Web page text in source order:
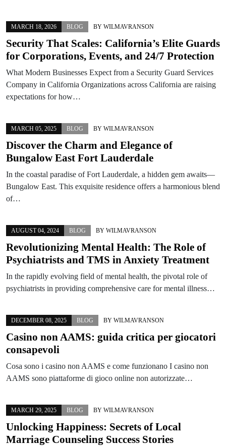
MARCH 18, 2026 BLOG BY WILMAVRANSON
Security That Scales: California’s Elite Guards
for Corporations, Events, and 24/7 Protection
What Modern Businesses Expect from a Security Guard Services
Company in California Organizations across California are raising
expectations for how…
MARCH 05, 2025 BLOG BY WILMAVRANSON
Discover the Charm and Elegance of
Bungalow East Fort Lauderdale
In the coastal paradise of Fort Lauderdale, a hidden gem awaits—
Bungalow East. This exquisite residence offers a harmonious blend
of…
AUGUST 04, 2024 BLOG BY WILMAVRANSON
Revolutionizing Mental Health: The Role of
Psychiatrists and TMS in Anxiety Treatment
In the rapidly evolving field of mental health, the pivotal role of
psychiatrists in providing comprehensive care for mental illness…
DECEMBER 08, 2025 BLOG BY WILMAVRANSON
Casino non AAMS: guida critica per giocatori
consapevoli
Cosa sono i casino non AAMS e come funzionano I casino non
AAMS sono piattaforme di gioco online non autorizzate…
MARCH 29, 2025 BLOG BY WILMAVRANSON
Unlocking Happiness: Secrets of Local
Marriage Counseling Success Stories